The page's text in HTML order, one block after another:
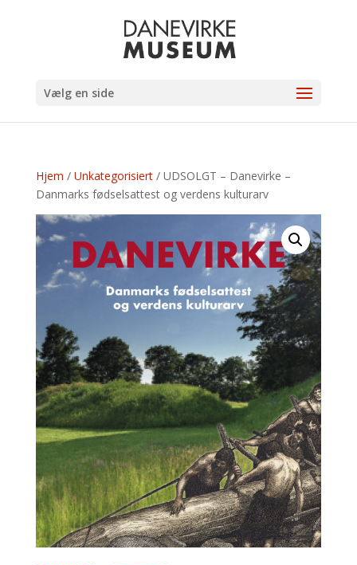
Vælg en side
Hjem / Unkategorisiert/ UDSOLGT – Danevirke –
Danmarks fødselsattest og verdens kulturarv